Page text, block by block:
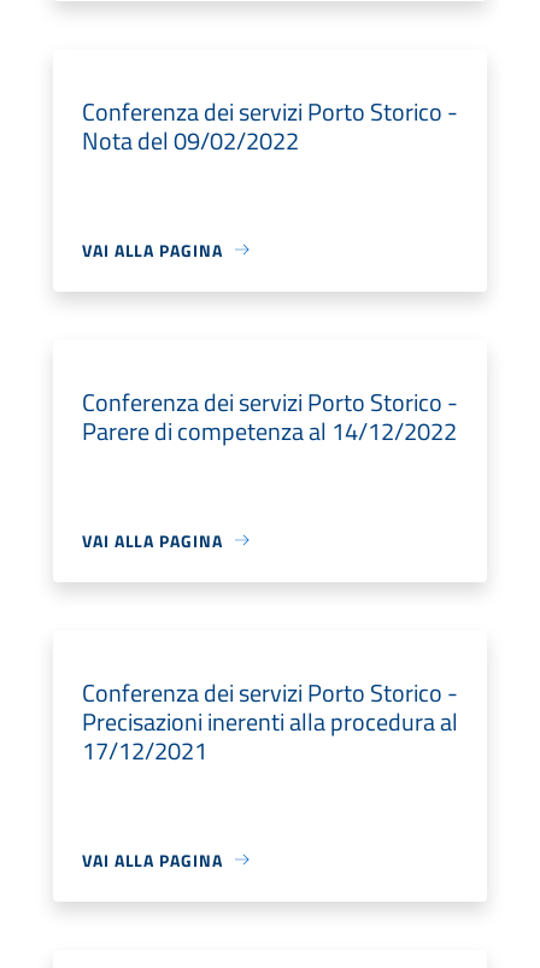
Conferenza dei servizi Porto Storico -
Nota del 09/02/2022
VAI ALLA PAGINA
Conferenza dei servizi Porto Storico -
Parere di competenza al 14/12/2022
VAI ALLA PAGINA
Conferenza dei servizi Porto Storico -
Precisazioni inerenti alla procedura al
17/12/2021
VAI ALLA PAGINA